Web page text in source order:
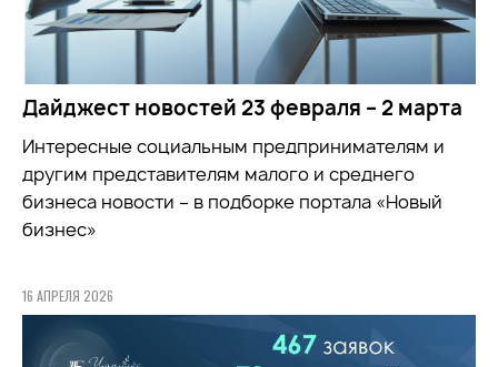
Дайджест новостей 23 февраля – 2 марта
Интересные социальным предпринимателям и
другим представителям малого и среднего
бизнеса новости – в подборке портала «Новый
бизнес»
16 АПРЕЛЯ 2026